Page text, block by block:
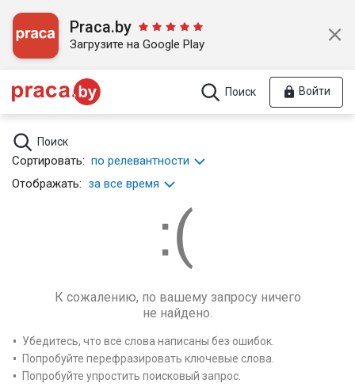
Praca.by
Загрузите на Google Play
Поиск Войти
Поиск
Сортировать: по релевантности
Отображать: за все время
К сожалению, по вашему запросу ничего
не найдено.
Убедитесь, что все слова написаны без ошибок.
Попробуйте перефразировать ключевые слова.
Попробуйте упростить поисковый запрос.